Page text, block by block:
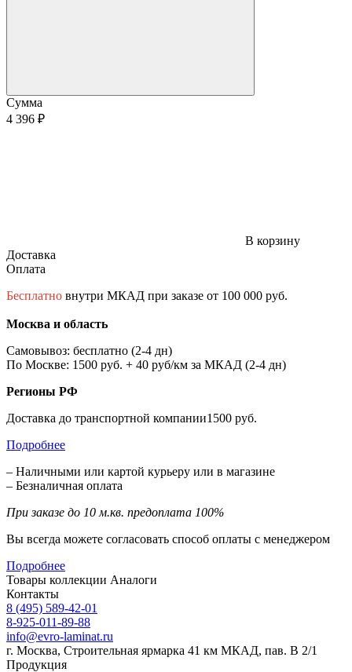
Сумма
4 396 ₽
В корзину
Доставка
Оплата
Бесплатно внутри МКАД при заказе от 100 000 руб.
Москва и область
Самовывоз: бесплатно (2-4 дн)
По Москве: 1500 руб. + 40 руб/км за МКАД (2-4 дн)
Регионы РФ
Доставка до транспортной компании1500 руб.
Подробнее
– Наличными или картой курьеру или в магазине
– Безналичная оплата
При заказе до 10 м.кв. предоплата 100%
Вы всегда можете согласовать способ оплаты с менеджером
Подробнее
Товары коллекции Аналоги
Контакты
8 (495) 589-42-01
8-925-011-89-88
info@evro-laminat.ru
г. Москва, Строительная ярмарка 41 км МКАД, пав. В 2/1
Продукция